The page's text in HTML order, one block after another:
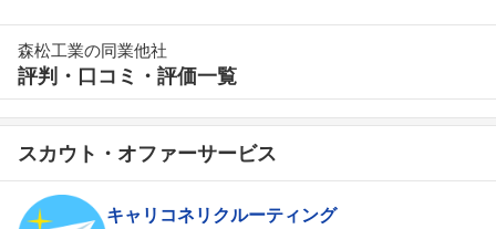
森松工業の同業他社
評判・口コミ・評価一覧
スカウト・オファーサービス
キャリコネリクルーティング